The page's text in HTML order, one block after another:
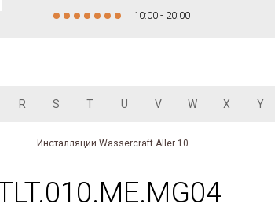
10:00 - 20:00
R S T U V W X Y
Инсталляции Wassercraft Aller 10